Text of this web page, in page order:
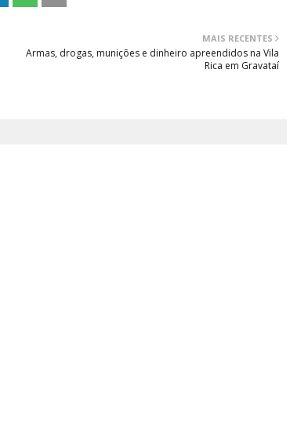
MAIS RECENTES
Armas, drogas, munições e dinheiro apreendidos na Vila
Rica em Gravataí